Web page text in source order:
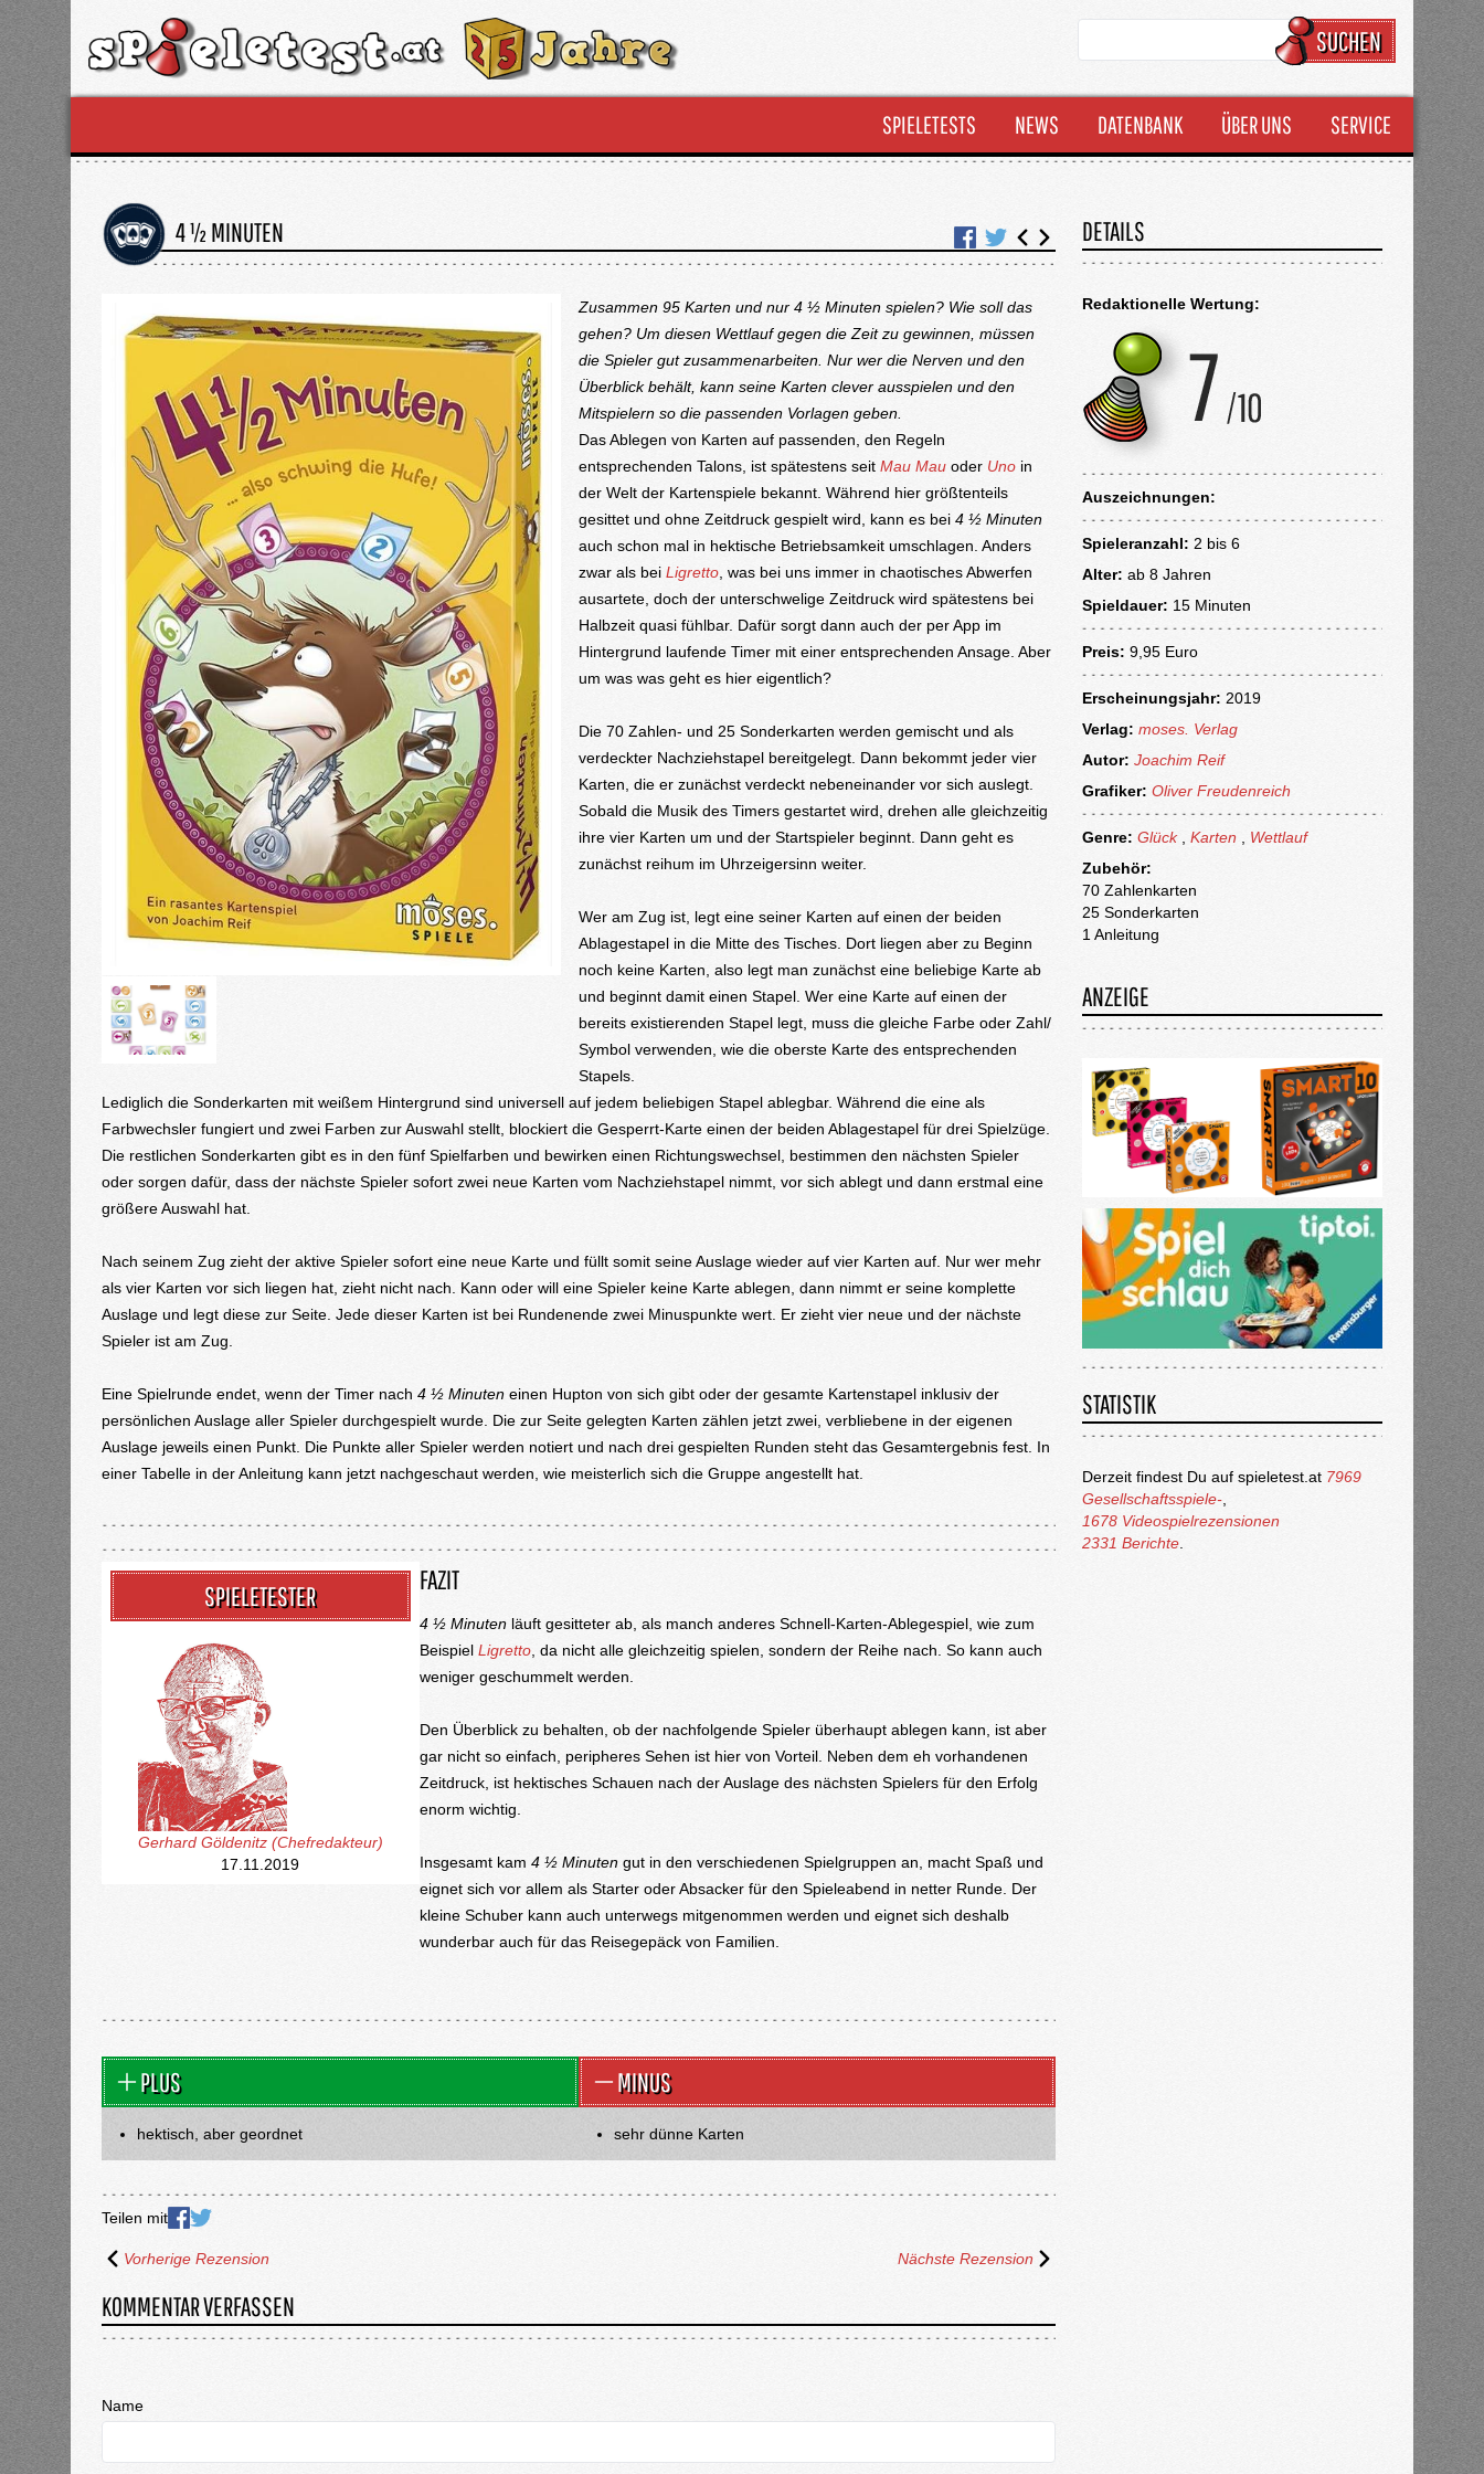
SUCHEN
SPIELETESTS NEWS DATENBANK ÜBER UNS SERVICE
4 ½ MINUTEN
Zusammen 95 Karten und nur 4 ½ Minuten spielen? Wie soll das
gehen? Um diesen Wettlauf gegen die Zeit zu gewinnen, müssen
die Spieler gut zusammenarbeiten. Nur wer die Nerven und den
Überblick behält, kann seine Karten clever ausspielen und den
Mitspielern so die passenden Vorlagen geben.
Das Ablegen von Karten auf passenden, den Regeln
entsprechenden Talons, ist spätestens seit Mau Mauoder Unoin
der Welt der Kartenspiele bekannt. Während hier größtenteils
gesittet und ohne Zeitdruck gespielt wird, kann es bei 4 ½ Minuten
auch schon mal in hektische Betriebsamkeit umschlagen. Anders
zwar als bei Ligretto, was bei uns immer in chaotisches Abwerfen
ausartete, doch der unterschwelige Zeitdruck wird spätestens bei
Halbzeit quasi fühlbar. Dafür sorgt dann auch der per App im
Hintergrund laufende Timer mit einer entsprechenden Ansage. Aber
um was was geht es hier eigentlich?
Die 70 Zahlen- und 25 Sonderkarten werden gemischt und als
verdeckter Nachziehstapel bereitgelegt. Dann bekommt jeder vier
Karten, die er zunächst verdeckt nebeneinander vor sich auslegt.
Sobald die Musik des Timers gestartet wird, drehen alle gleichzeitig
ihre vier Karten um und der Startspieler beginnt. Dann geht es
zunächst reihum im Uhrzeigersinn weiter.
Wer am Zug ist, legt eine seiner Karten auf einen der beiden
Ablagestapel in die Mitte des Tisches. Dort liegen aber zu Beginn
noch keine Karten, also legt man zunächst eine beliebige Karte ab
und beginnt damit einen Stapel. Wer eine Karte auf einen der
bereits existierenden Stapel legt, muss die gleiche Farbe oder Zahl/
Symbol verwenden, wie die oberste Karte des entsprechenden
Stapels.
Lediglich die Sonderkarten mit weißem Hintergrund sind universell auf jedem beliebigen Stapel ablegbar. Während die eine als
Farbwechsler fungiert und zwei Farben zur Auswahl stellt, blockiert die Gesperrt-Karte einen der beiden Ablagestapel für drei Spielzüge.
Die restlichen Sonderkarten gibt es in den fünf Spielfarben und bewirken einen Richtungswechsel, bestimmen den nächsten Spieler
oder sorgen dafür, dass der nächste Spieler sofort zwei neue Karten vom Nachziehstapel nimmt, vor sich ablegt und dann erstmal eine
größere Auswahl hat.
Nach seinem Zug zieht der aktive Spieler sofort eine neue Karte und füllt somit seine Auslage wieder auf vier Karten auf. Nur wer mehr
als vier Karten vor sich liegen hat, zieht nicht nach. Kann oder will eine Spieler keine Karte ablegen, dann nimmt er seine komplette
Auslage und legt diese zur Seite. Jede dieser Karten ist bei Rundenende zwei Minuspunkte wert. Er zieht vier neue und der nächste
Spieler ist am Zug.
Eine Spielrunde endet, wenn der Timer nach 4 ½ Minuten einen Hupton von sich gibt oder der gesamte Kartenstapel inklusiv der
persönlichen Auslage aller Spieler durchgespielt wurde. Die zur Seite gelegten Karten zählen jetzt zwei, verbliebene in der eigenen
Auslage jeweils einen Punkt. Die Punkte aller Spieler werden notiert und nach drei gespielten Runden steht das Gesamtergebnis fest. In
einer Tabelle in der Anleitung kann jetzt nachgeschaut werden, wie meisterlich sich die Gruppe angestellt hat.
SPIELETESTER
Gerhard Göldenitz (Chefredakteur)
17.11.2019
FAZIT
4 ½ Minutenläuft gesitteter ab, als manch anderes Schnell-Karten-Ablegespiel, wie zum
Beispiel Ligretto, da nicht alle gleichzeitig spielen, sondern der Reihe nach. So kann auch
weniger geschummelt werden.
Den Überblick zu behalten, ob der nachfolgende Spieler überhaupt ablegen kann, ist aber
gar nicht so einfach, peripheres Sehen ist hier von Vorteil. Neben dem eh vorhandenen
Zeitdruck, ist hektisches Schauen nach der Auslage des nächsten Spielers für den Erfolg
enorm wichtig.
Insgesamt kam 4 ½ Minutengut in den verschiedenen Spielgruppen an, macht Spaß und
eignet sich vor allem als Starter oder Absacker für den Spieleabend in netter Runde. Der
kleine Schuber kann auch unterwegs mitgenommen werden und eignet sich deshalb
wunderbar auch für das Reisegepäck von Familien.
PLUS
hektisch, aber geordnet
MINUS
sehr dünne Karten
Teilen mit
Vorherige Rezension Nächste Rezension
KOMMENTAR VERFASSEN
Name
DETAILS
Redaktionelle Wertung:
Auszeichnungen:
Spieleranzahl: 2 bis 6
Alter: ab 8 Jahren
Spieldauer: 15 Minuten
Preis: 9,95 Euro
Erscheinungsjahr: 2019
Verlag: moses. Verlag
Autor: Joachim Reif
Grafiker: Oliver Freudenreich
Genre: Glück Karten
Wettlauf
Zubehör:
70 Zahlenkarten
25 Sonderkarten
1 Anleitung
ANZEIGE
STATISTIK
Derzeit findest Du auf spieletest.at 7969
Gesellschaftsspiele-,
1678 Videospielrezensionen
2331 Berichte.